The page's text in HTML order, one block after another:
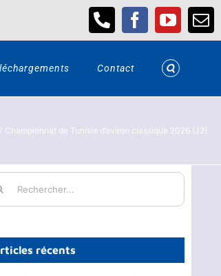
Téléphone
Facebook
Contact
Championnat de Tunisie d’aviron classique 2026 (J2)
récents